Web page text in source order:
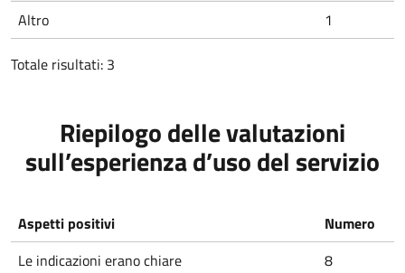
Altro
1
Totale risultati: 3
Riepilogo delle valutazioni
sull’esperienza d’uso del servizio
Aspetti positivi
Numero
Le indicazioni erano chiare
8